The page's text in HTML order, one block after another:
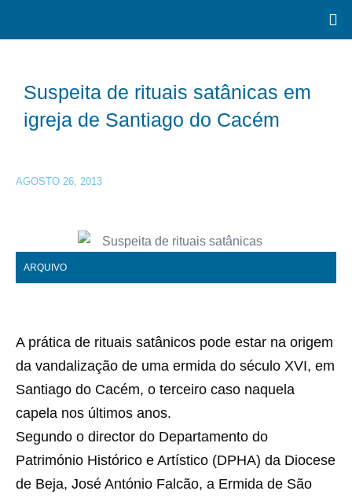
Suspeita de rituais satânicas em
igreja de Santiago do Cacém
AGOSTO 26, 2013
ARQUIVO
A prática de rituais satânicos pode estar na origem
da vandalização de uma ermida do século XVI, em
Santiago do Cacém, o terceiro caso naquela
capela nos últimos anos.
Segundo o director do Departamento do
Património Histórico e Artístico (DPHA) da Diocese
de Beja, José António Falcão, a Ermida de São